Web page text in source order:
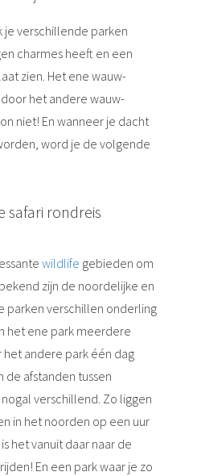
je verschillende parken
charmes heeft en een
zien. Het ene wauw-
het andere wauw-
niet! En wanneer je dacht
word je de volgende
safari rondreis
wildlife gebieden om
zijn de noordelijke en
parken verschillen onderling
het ene park meerdere
andere park één dag
de afstanden tussen
verschillend. Zo liggen
in het noorden op een uur
het vanuit daar naar de
En een park waar je zo